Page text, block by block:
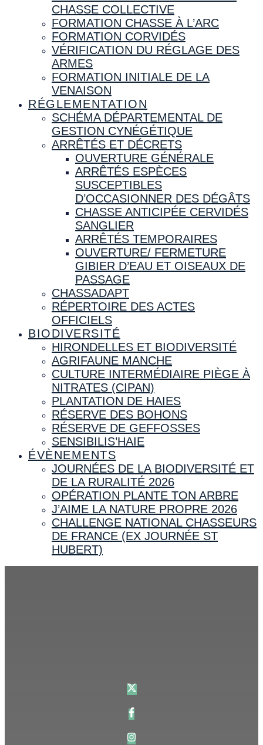
CHASSE COLLECTIVE
FORMATION CHASSE À L’ARC
FORMATION CORVIDÉS
VÉRIFICATION DU RÉGLAGE DES
ARMES
FORMATION INITIALE DE LA
VENAISON
RÉGLEMENTATION
SCHÉMA DÉPARTEMENTAL DE
GESTION CYNÉGÉTIQUE
ARRÊTÉS ET DÉCRETS
OUVERTURE GÉNÉRALE
ARRÊTÉS ESPÈCES
SUSCEPTIBLES
D’OCCASIONNER DES DÉGÂTS
CHASSE ANTICIPÉE CERVIDÉS
SANGLIER
ARRÊTÉS TEMPORAIRES
OUVERTURE/ FERMETURE
GIBIER D’EAU ET OISEAUX DE
PASSAGE
CHASSADAPT
RÉPERTOIRE DES ACTES
OFFICIELS
BIODIVERSITÉ
HIRONDELLES ET BIODIVERSITÉ
AGRIFAUNE MANCHE
CULTURE INTERMÉDIAIRE PIÈGE À
NITRATES (CIPAN)
PLANTATION DE HAIES
RÉSERVE DES BOHONS
RÉSERVE DE GEFFOSSES
SENSIBILIS’HAIE
ÉVÈNEMENTS
JOURNÉES DE LA BIODIVERSITÉ ET
DE LA RURALITÉ 2026
OPÉRATION PLANTE TON ARBRE
J’AIME LA NATURE PROPRE 2026
CHALLENGE NATIONAL CHASSEURS
DE FRANCE (EX JOURNÉE ST
HUBERT)